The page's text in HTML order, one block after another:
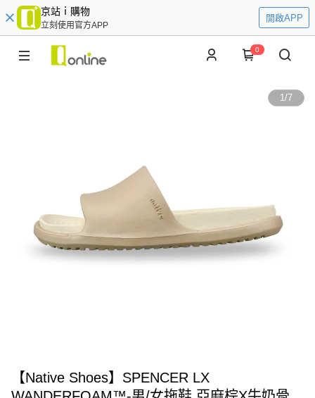
京站ｉ購物
立刻使用官方APP
開啟APP
0
1/7
【Native Shoes】SPENCER LX